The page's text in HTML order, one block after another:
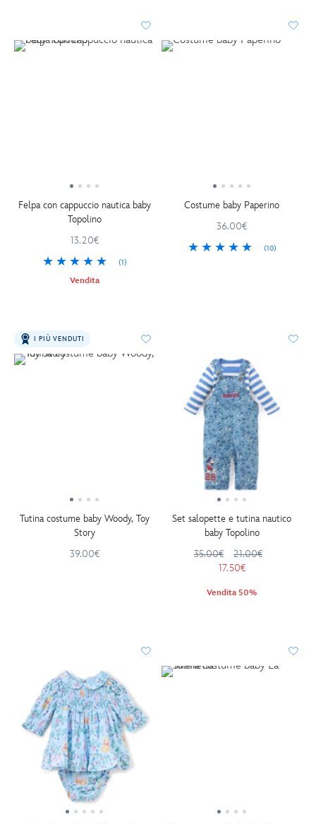
Felpa con cappuccio nautica baby
Topolino
13.20€
(1)
Vendita
Costume baby Paperino
36.00€
(10)
I PIÙ VENDUTI
Tutina costume baby Woody, Toy
Story
39.00€
Set salopette e tutina nautico
baby Topolino
35.00€
21.00€
17.50€
Vendita 50%